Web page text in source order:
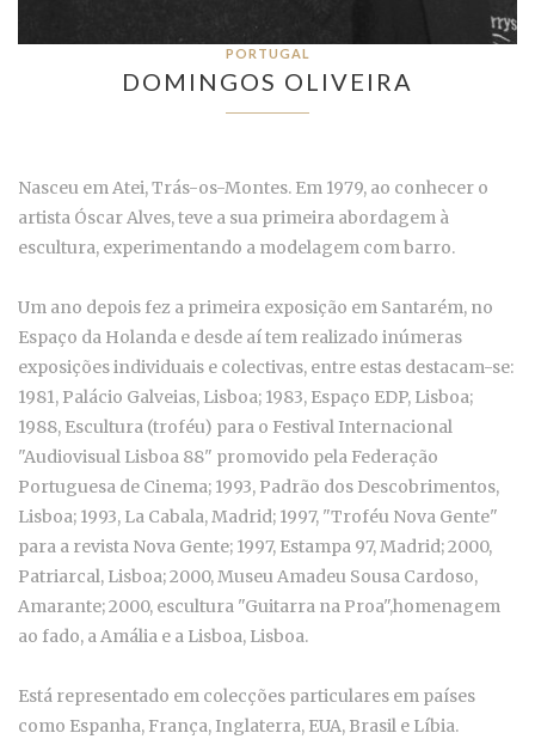
PORTUGAL
DOMINGOS OLIVEIRA
Nasceu em Atei, Trás-os-Montes. Em 1979, ao conhecer o
artista Óscar Alves, teve a sua primeira abordagem à
escultura, experimentando a modelagem com barro.
Um ano depois fez a primeira exposição em Santarém, no
Espaço da Holanda e desde aí tem realizado inúmeras
exposições individuais e colectivas, entre estas destacam-se:
1981, Palácio Galveias, Lisboa; 1983, Espaço EDP, Lisboa;
1988, Escultura (troféu) para o Festival Internacional
"Audiovisual Lisboa 88" promovido pela Federação
Portuguesa de Cinema; 1993, Padrão dos Descobrimentos,
Lisboa; 1993, La Cabala, Madrid; 1997, "Troféu Nova Gente"
para a revista Nova Gente; 1997, Estampa 97, Madrid; 2000,
Patriarcal, Lisboa; 2000, Museu Amadeu Sousa Cardoso,
Amarante; 2000, escultura "Guitarra na Proa",homenagem
ao fado, a Amália e a Lisboa, Lisboa.
Está representado em colecções particulares em países
como Espanha, França, Inglaterra, EUA, Brasil e Líbia.